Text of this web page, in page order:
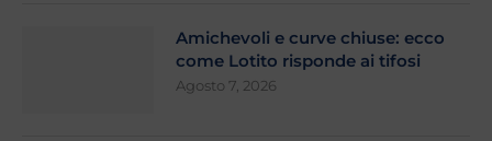
Amichevoli e curve chiuse: ecco
come Lotito risponde ai tifosi
Agosto 7, 2026